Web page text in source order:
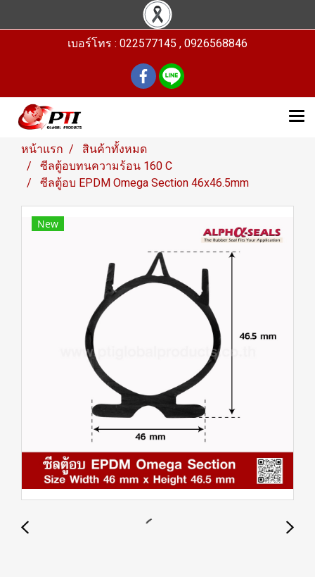
เบอร์โทร : 022577145 , 0926568846
หน้าแรก
สินค้าทั้งหมด
ซีลตู้อบทนความร้อน 160 C
ซีลตู้อบ EPDM Omega Section 46x46.5mm
New